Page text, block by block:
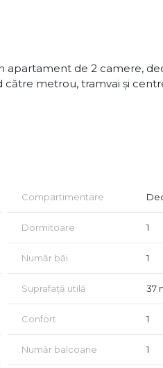
de 2 camere,
către metrou, tramvai și
Compartimentare
Dormitoare 1
Număr băi 1
Suprafață utilă 37
Confort 1
Număr balcoane 1